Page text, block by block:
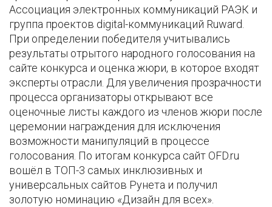
Ассоциация электронных коммуникаций РАЭК и
группа проектов digital-коммуникаций Ruward.
При определении победителя учитывались
результаты отрытого народного голосования на
сайте конкурса и оценка жюри, в которое входят
эксперты отрасли. Для увеличения прозрачности
процесса организаторы открывают все
оценочные листы каждого из членов жюри после
церемонии награждения для исключения
возможности манипуляций в процессе
голосования. По итогам конкурса сайт OFD.ru
вошёл в ТОП-3 самых инклюзивных и
универсальных сайтов Рунета и получил
золотую номинацию «Дизайн для всех».